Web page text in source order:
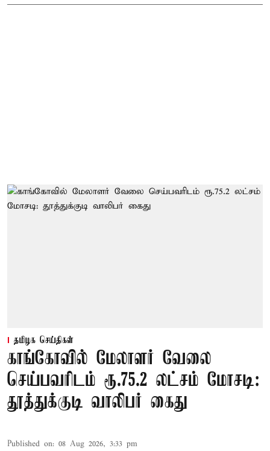
தமிழக செய்திகள்
காங்கோவில் மேலாளர் வேலை
செய்பவரிடம் ரூ.75.2 லட்சம் மோசடி:
தூத்துக்குடி வாலிபர் கைது
Published on: 08 Aug 2026, 3:33 pm